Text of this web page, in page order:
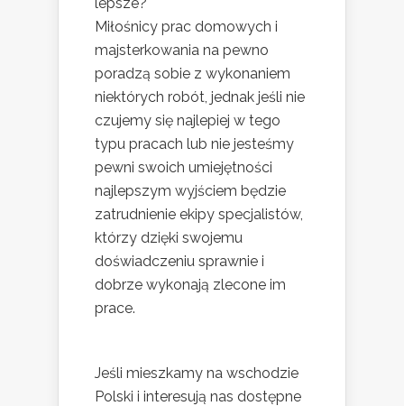
Miłośnicy prac domowych i
majsterkowania na pewno
poradzą sobie z wykonaniem
niektórych robót, jednak jeśli nie
czujemy się najlepiej w tego
typu pracach lub nie jesteśmy
pewni swoich umiejętności
najlepszym wyjściem będzie
zatrudnienie ekipy specjalistów,
którzy dzięki swojemu
doświadczeniu sprawnie i
dobrze wykonają zlecone im
prace.
Jeśli mieszkamy na wschodzie
Polski i interesują nas dostępne